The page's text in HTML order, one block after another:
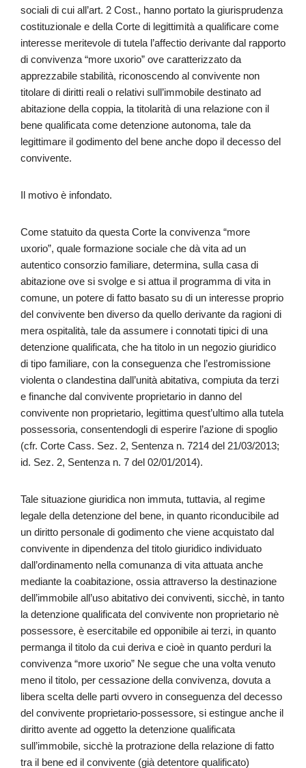
sociali di cui all’art. 2 Cost., hanno portato la giurisprudenza
costituzionale e della Corte di legittimità a qualificare come
interesse meritevole di tutela l’affectio derivante dal rapporto
di convivenza “more uxorio” ove caratterizzato da
apprezzabile stabilità, riconoscendo al convivente non
titolare di diritti reali o relativi sull’immobile destinato ad
abitazione della coppia, la titolarità di una relazione con il
bene qualificata come detenzione autonoma, tale da
legittimare il godimento del bene anche dopo il decesso del
convivente.
Il motivo è infondato.
Come statuito da questa Corte la convivenza “more
uxorio”, quale formazione sociale che dà vita ad un
autentico consorzio familiare, determina, sulla casa di
abitazione ove si svolge e si attua il programma di vita in
comune, un potere di fatto basato su di un interesse proprio
del convivente ben diverso da quello derivante da ragioni di
mera ospitalità, tale da assumere i connotati tipici di una
detenzione qualificata, che ha titolo in un negozio giuridico
di tipo familiare, con la conseguenza che l’estromissione
violenta o clandestina dall’unità abitativa, compiuta da terzi
e finanche dal convivente proprietario in danno del
convivente non proprietario, legittima quest’ultimo alla tutela
possessoria, consentendogli di esperire l’azione di spoglio
(cfr. Corte Cass. Sez. 2, Sentenza n. 7214 del 21/03/2013;
id. Sez. 2, Sentenza n. 7 del 02/01/2014).
Tale situazione giuridica non immuta, tuttavia, al regime
legale della detenzione del bene, in quanto riconducibile ad
un diritto personale di godimento che viene acquistato dal
convivente in dipendenza del titolo giuridico individuato
dall’ordinamento nella comunanza di vita attuata anche
mediante la coabitazione, ossia attraverso la destinazione
dell’immobile all’uso abitativo dei conviventi, sicchè, in tanto
la detenzione qualificata del convivente non proprietario nè
possessore, è esercitabile ed opponibile ai terzi, in quanto
permanga il titolo da cui deriva e cioè in quanto perduri la
convivenza “more uxorio” Ne segue che una volta venuto
meno il titolo, per cessazione della convivenza, dovuta a
libera scelta delle parti ovvero in conseguenza del decesso
del convivente proprietario-possessore, si estingue anche il
diritto avente ad oggetto la detenzione qualificata
sull’immobile, sicchè la protrazione della relazione di fatto
tra il bene ed il convivente (già detentore qualificato)